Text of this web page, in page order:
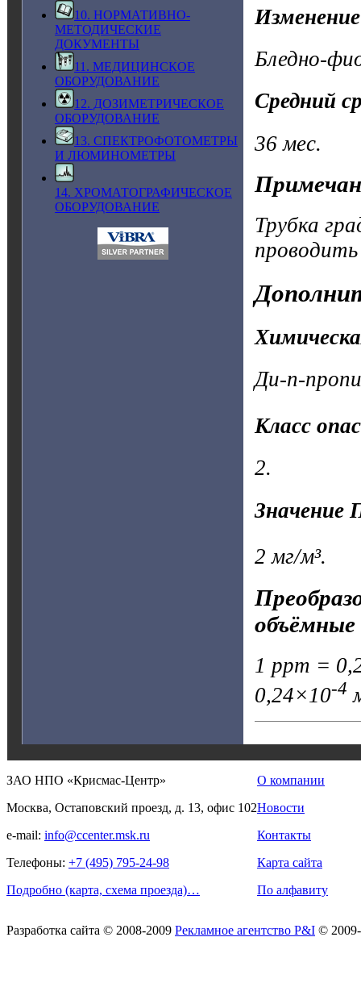
10. НОРМАТИВНО-
МЕТОДИЧЕСКИЕ
ДОКУМЕНТЫ
11. МЕДИЦИНСКОЕ
ОБОРУДОВАНИЕ
12. ДОЗИМЕТРИЧЕСКОЕ
ОБОРУДОВАНИЕ
13. СПЕКТРОФОТОМЕТРЫ
И ЛЮМИНОМЕТРЫ
14. ХРОМАТОГРАФИЧЕСКОЕ
ОБОРУДОВАНИЕ
Бледно-
Средний
36 мес.
Трубка
Ди-n-
Класс
2.
Значение
2 мг/м³.
объёмные
1 ppm =
0,24×10-4
ЗАО НПО «Крисмас-Центр»
Москва, Остаповский проезд, д. 13, офис 102
e-mail: info@ccenter.msk.ru
Телефоны: +7 (495) 795-24-98
Подробно (карта, схема проезда)…
О компании
Новости
Контакты
Карта сайта
По алфавиту
Разработка сайта © 2008-2009 Рекламное агентство P&I ©